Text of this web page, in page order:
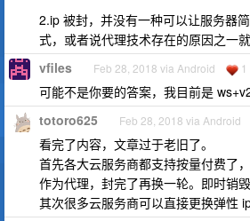
2.ip 被封，并没有一种可以让服务器
式，或者说代理技术存在的原因之一
vfiles Feb 28, 2018 via Android 1
可能不是你要的答案，我目前是
totoro625 Feb 28, 2018 via Android
看完了内容，文章过于老旧了。
首先各大云服务商都支持按量付费了
作为代理，封完了再换一轮。即时销
其次很多云服务商可以直接更换弹性